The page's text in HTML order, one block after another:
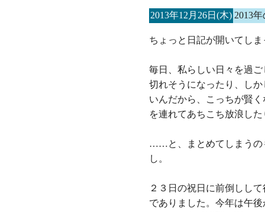
2013年12月26日(木) 2013
ちょっと日記が開いてしま
毎日、私らしい日々を過
切れそうになったり、し
いんだから、こっちが賢
を連れてあちこち放浪し
……と、まとめてしまうの
し。
２３日の祝日に前倒しし
でありました。今年は午